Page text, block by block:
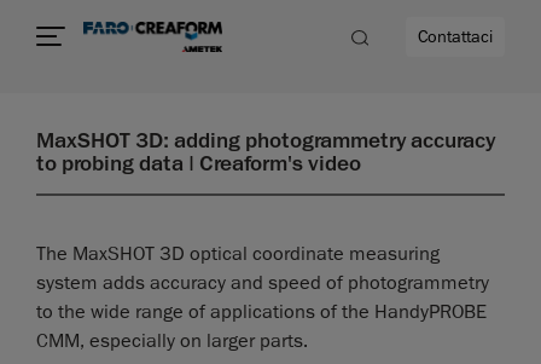
Contattaci
MaxSHOT 3D: adding photogrammetry accuracy
to probing data | Creaform's video
The MaxSHOT 3D optical coordinate measuring
system adds accuracy and speed of photogrammetry
to the wide range of applications of the HandyPROBE
CMM, especially on larger parts.